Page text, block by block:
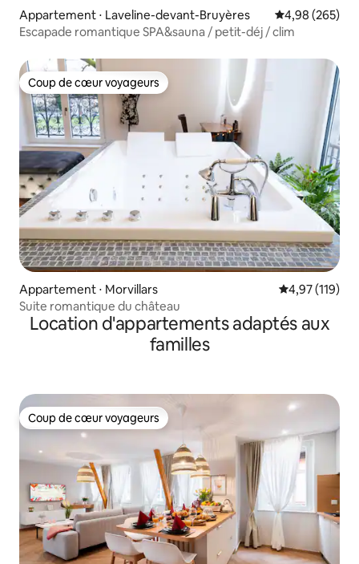
Appartement ⋅ Laveline-devant-Bruyères Évaluation
4,98 (265)
Escapade romantique SPA&sauna / petit-déj / clim
Coup de cœur voyageurs
Coup de cœur voyageurs
Appartement ⋅ Morvillars Évaluation
4,97 (119)
Suite romantique du château
Location d'appartements adaptés aux
familles
Coup de cœur voyageurs
Coup de cœur voyageurs